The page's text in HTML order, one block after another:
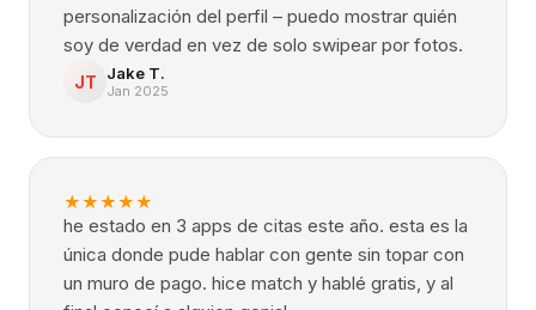
personalización del perfil – puedo mostrar quién
soy de verdad en vez de solo swipear por fotos.
JT Jake T.
Jan 2025
★★★★★
he estado en 3 apps de citas este año. esta es la
única donde pude hablar con gente sin topar con
un muro de pago. hice match y hablé gratis, y al